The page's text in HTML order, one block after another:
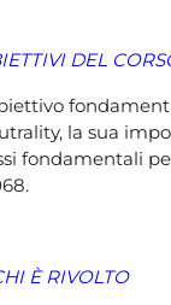
DEL
la sua
fondamentali
È RIVOLTO